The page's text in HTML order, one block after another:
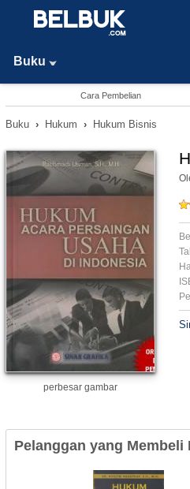
Buku
Cara Pembelian
Buku › Hukum › Hukum Bisnis
perbesar gambar
Pelanggan yang